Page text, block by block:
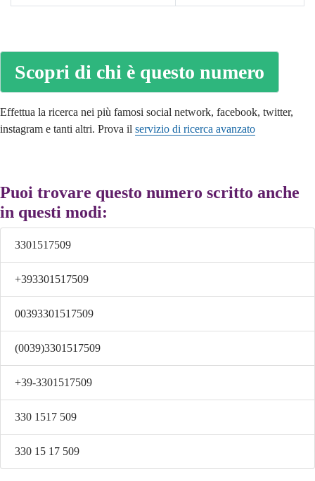
Scopri di chi è questo numero
Effettua la ricerca nei più famosi social network, facebook, twitter,
instagram e tanti altri. Prova il servizio di ricerca avanzato
Puoi trovare questo numero scritto anche
in questi modi:
3301517509
+393301517509
00393301517509
(0039)3301517509
+39-3301517509
330 1517 509
330 15 17 509